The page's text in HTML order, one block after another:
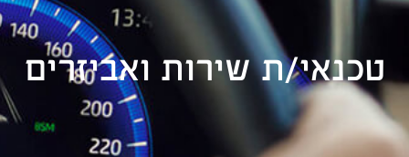
טכנאי/ת שירות ואביזרים